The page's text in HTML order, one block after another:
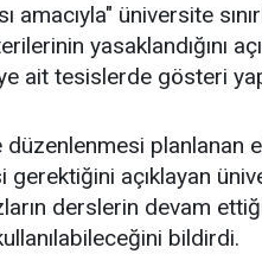
amacıyla" üniversite
yasaklandığını
ait tesislerde gösteri
düzenlenmesi planlanan
gerektiğini açıklayan
derslerin devam
bildirdi.